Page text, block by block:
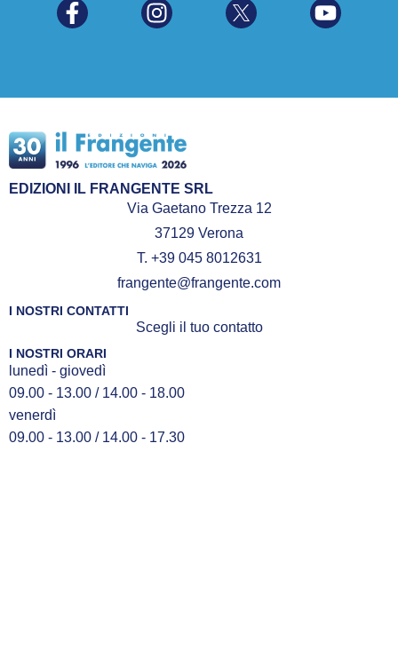
EDIZIONI IL FRANGENTE SRL
Via Gaetano Trezza 12
37129 Verona
T. +39 045 8012631
frangente@frangente.com
I NOSTRI CONTATTI
Scegli il tuo contatto
I NOSTRI ORARI
lunedì - giovedì
09.00 - 13.00 / 14.00 - 18.00
venerdì
09.00 - 13.00 / 14.00 - 17.30